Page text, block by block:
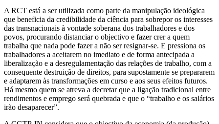
A RCT está a ser utilizada como parte da manipulação ideológica
que beneficia da credibilidade da ciência para sobrepor os interesses
das transnacionais à vontade soberana dos trabalhadores e dos
povos, procurando distanciar o objectivo e fazer crer a quem
trabalha que nada pode fazer a não ser resignar-se. E pressiona os
trabalhadores a aceitarem no imediato e de forma antecipada a
liberalização e a desregulamentação das relações de trabalho, com a
consequente destruição de direitos, para supostamente se prepararem
e adaptarem às transformações em curso e aos seus efeitos futuros.
Há mesmo quem se atreva a decretar que a ligação tradicional entre
rendimentos e emprego será quebrada e que o “trabalho e os salários
irão desaparecer”.